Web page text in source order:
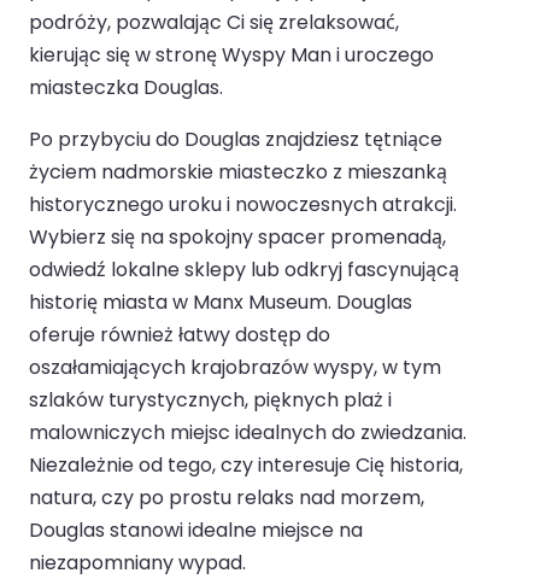
podróży, pozwalając Ci się zrelaksować,
kierując się w stronę Wyspy Man i uroczego
miasteczka Douglas.
Po przybyciu do Douglas znajdziesz tętniące
życiem nadmorskie miasteczko z mieszanką
historycznego uroku i nowoczesnych atrakcji.
Wybierz się na spokojny spacer promenadą,
odwiedź lokalne sklepy lub odkryj fascynującą
historię miasta w Manx Museum. Douglas
oferuje również łatwy dostęp do
oszałamiających krajobrazów wyspy, w tym
szlaków turystycznych, pięknych plaż i
malowniczych miejsc idealnych do zwiedzania.
Niezależnie od tego, czy interesuje Cię historia,
natura, czy po prostu relaks nad morzem,
Douglas stanowi idealne miejsce na
niezapomniany wypad.